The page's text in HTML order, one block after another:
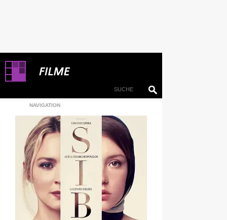
NAVIGATION